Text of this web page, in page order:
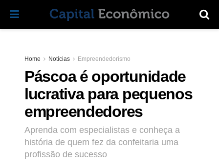
Home Notícias Empreendedorismo
Páscoa é oportunidade
lucrativa para pequenos
empreendedores
Aprenda com especialistas e conheça a
história de quem fez da confeitaria uma
profissão de sucesso